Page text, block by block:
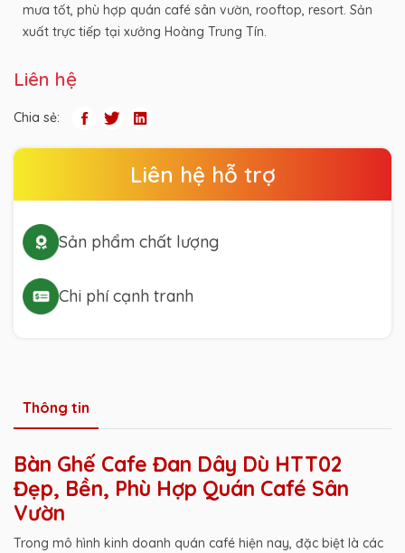
mưa tốt, phù hợp quán café sân vườn, rooftop, resort. Sản
xuất trực tiếp tại xưởng Hoàng Trung Tín.
Liên hệ
Chia sẻ:
Liên hệ hỗ trợ
Sản phẩm chất lượng
Chi phí cạnh tranh
Thông tin
Bàn Ghế Cafe Đan Dây Dù HTT02
Đẹp, Bền, Phù Hợp Quán Café Sân
Vườn
Trong mô hình kinh doanh quán café hiện nay, đặc biệt là các